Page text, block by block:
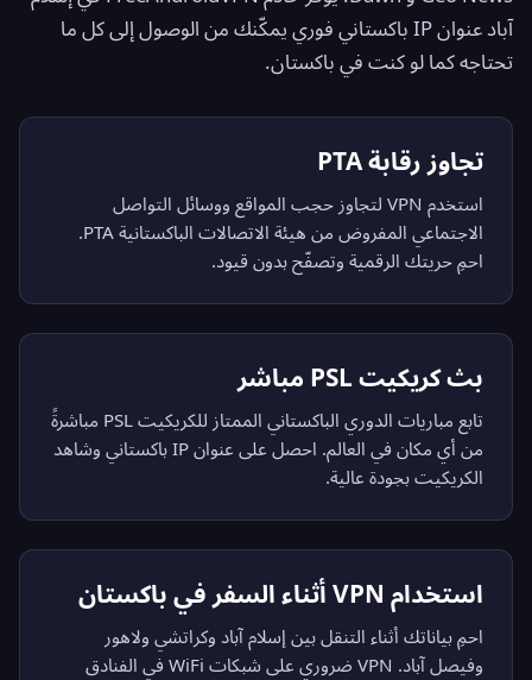
آباد عنوان IP باكستاني فوري يمكّنك من الوصول إلى كل ما
تحتاجه كما لو كنت في باكستان.
تجاوز رقابة PTA
استخدم VPN لتجاوز حجب المواقع ووسائل التواصل
الاجتماعي المفروض من هيئة الاتصالات الباكستانية PTA.
احمِ حريتك الرقمية وتصفّح بدون قيود.
بث كريكيت PSL مباشر
تابع مباريات الدوري الباكستاني الممتاز للكريكيت PSL مباشرةً
من أي مكان في العالم. احصل على عنوان IP باكستاني وشاهد
الكريكيت بجودة عالية.
استخدام VPN أثناء السفر في باكستان
احمِ بياناتك أثناء التنقل بين إسلام آباد وكراتشي ولاهور
وفيصل آباد. VPN ضروري على شبكات WiFi في الفنادق